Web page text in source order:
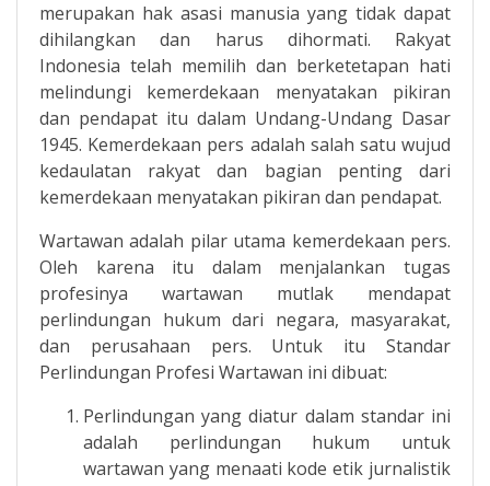
merupakan hak asasi manusia yang tidak dapat
dihilangkan dan harus dihormati. Rakyat
Indonesia telah memilih dan berketetapan hati
melindungi kemerdekaan menyatakan pikiran
dan pendapat itu dalam Undang-Undang Dasar
1945. Kemerdekaan pers adalah salah satu wujud
kedaulatan rakyat dan bagian penting dari
kemerdekaan menyatakan pikiran dan pendapat.
Wartawan adalah pilar utama kemerdekaan pers.
Oleh karena itu dalam menjalankan tugas
profesinya wartawan mutlak mendapat
perlindungan hukum dari negara, masyarakat,
dan perusahaan pers. Untuk itu Standar
Perlindungan Profesi Wartawan ini dibuat:
Perlindungan yang diatur dalam standar ini
adalah perlindungan hukum untuk
wartawan yang menaati kode etik jurnalistik